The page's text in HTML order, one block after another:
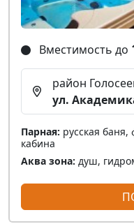
Вместимость до
район
ул.
Парная: русская
кабина
Аква зона: душ,